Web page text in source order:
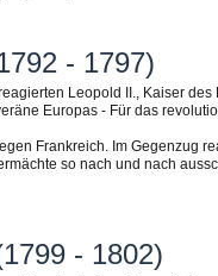
- 1797)
Leopold II., Kaiser
Europas - Für das
Frankreich. Im Gegenzug
so nach und nach
- 1802)